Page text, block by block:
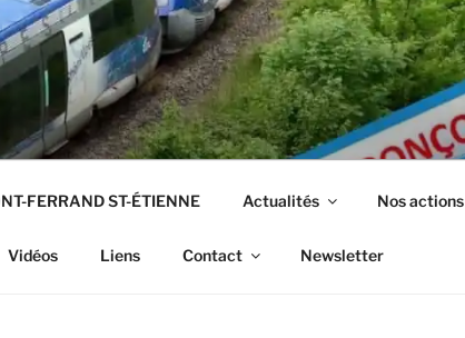
FERRAND ST-ÉTIENNE Actualités Nos actions
Vidéos Liens Contact Newsletter